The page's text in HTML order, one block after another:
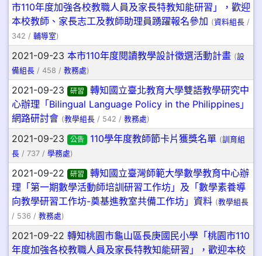
市110年度加強各校教職人員及家長特教知能研習」，歡迎
本校教師、家長志工及教師助理員踴躍報名參加 (資料組長 /
342 / 輔導室)
2021-09-23 本市110年度閱讀教學設計徵選活動計畫 (設
備組長 / 458 / 教務處)
2021-09-23 研習
轉知國立臺北教育大學雙語教學研究中
心辦理「Bilingual Language Policy in the Philippines」
網路研討會 (教學組長 / 542 / 教務處)
2021-09-23 公告 110學年度教師節卡片獲獎名單 (訓育組
長 / 737 / 學務處)
2021-09-22 研習
轉知國立臺灣師範大學數學教育中心辦
理「第一期數學活動師培訓研習工作坊」及「數學素養導
向教學研習工作坊-奠基進教室共備工作坊」資料 (教學組長
/ 536 / 教務處)
2021-09-22 轉知桃園市龜山區長庚國民小學「桃園市110
年度加強各校教職人員及家長特教知能研習」，歡迎本校